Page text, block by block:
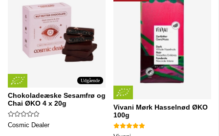
Udgående
Chokoladeæske Sesamfrø og
Chai ØKO 4 x 20g
Cosmic Dealer
Vivani Mørk Hasselnød ØKO
100g